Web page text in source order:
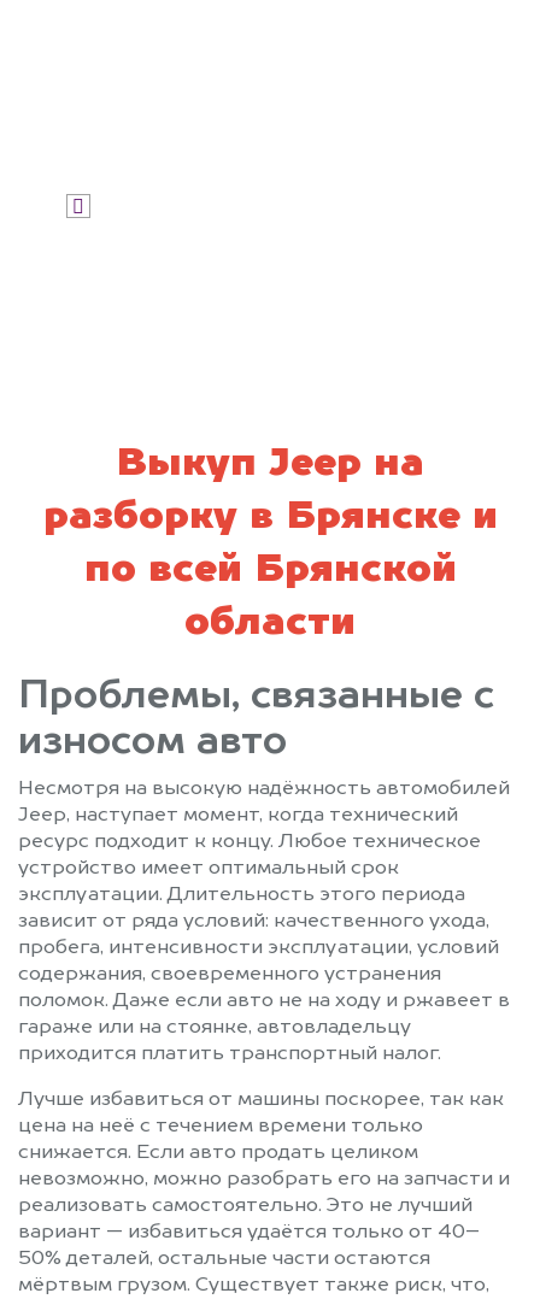
Выкуп Jeep на
разборку в Брянске и
по всей Брянской
области
Проблемы, связанные с
износом авто
Несмотря на высокую надёжность автомобилей
Jeep, наступает момент, когда технический
ресурс подходит к концу. Любое техническое
устройство имеет оптимальный срок
эксплуатации. Длительность этого периода
зависит от ряда условий: качественного ухода,
пробега, интенсивности эксплуатации, условий
содержания, своевременного устранения
поломок. Даже если авто не на ходу и ржавеет в
гараже или на стоянке, автовладельцу
приходится платить транспортный налог.
Лучше избавиться от машины поскорее, так как
цена на неё с течением времени только
снижается. Если авто продать целиком
невозможно, можно разобрать его на запчасти и
реализовать самостоятельно. Это не лучший
вариант — избавиться удаётся только от 40–
50% деталей, остальные части остаются
мёртвым грузом. Существует также риск, что,